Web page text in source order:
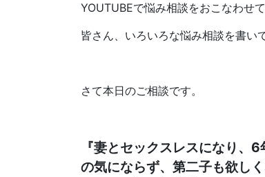
YOUTUBEで悩み相談をおこなわせ
皆さん、いろいろな悩み相談を書い
さて本日のご相談です。
『妻とセックスレスになり、
の気にならず、第二子も欲し